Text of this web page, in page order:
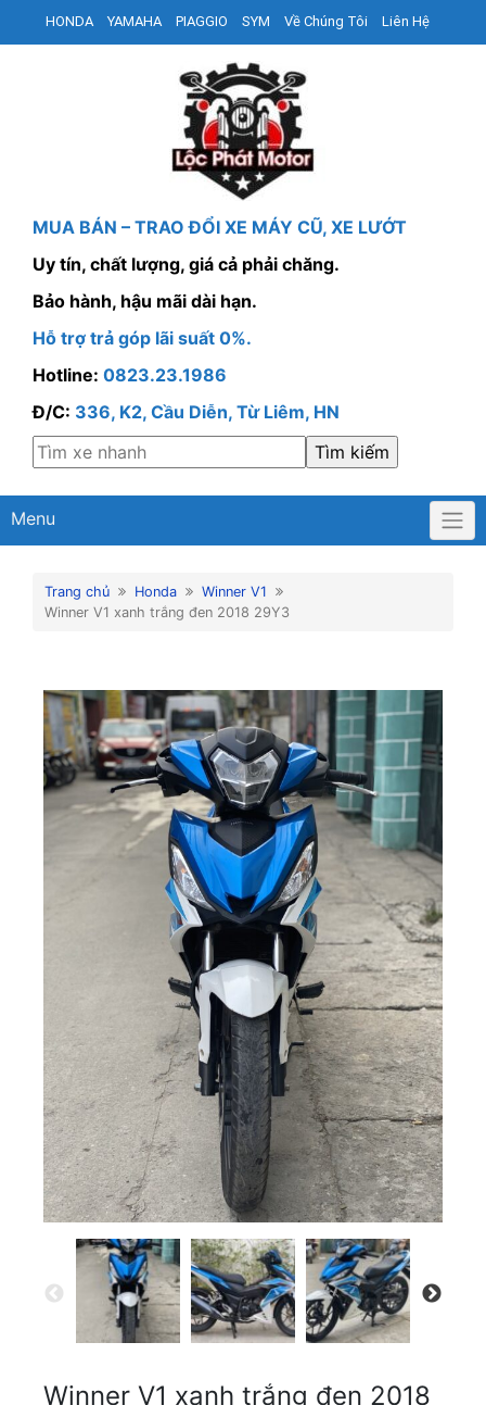
HONDA YAMAHA PIAGGIO SYM Về Chúng Tôi Liên Hệ
MUA BÁN – TRAO ĐỔI XE MÁY CŨ, XE LƯỚT
Uy tín, chất lượng, giá cả phải chăng.
Bảo hành, hậu mãi dài hạn.
Hỗ trợ trả góp lãi suất 0%.
Hotline: 0823.23.1986
Đ/C: 336, K2, Cầu Diễn, Từ Liêm, HN
Menu
Trang chủ Honda
Winner V1
Winner V1 xanh trắng đen 2018 29Y3
Winner V1 xanh trắng đen 2018